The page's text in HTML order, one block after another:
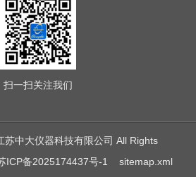
扫一扫关注我们
苏中大仪器科技有限公司 All Rights
ICP备2025174437号-1 sitemap.xml